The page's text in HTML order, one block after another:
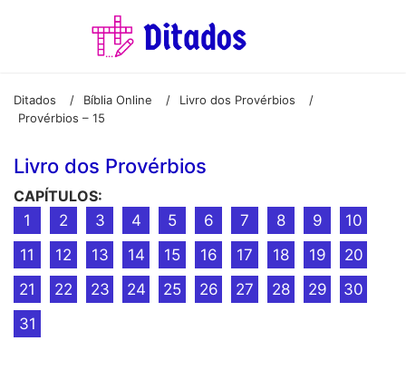
Ditados / Bíblia Online / Livro dos Provérbios
/
Provérbios – 15
Livro dos Provérbios
CAPÍTULOS:
1
2 3 4 5 6 7 8 9
10
11
12 13 14 15 16 17 18 19
20
21
22 23 24 25 26 27 28 29
30
31